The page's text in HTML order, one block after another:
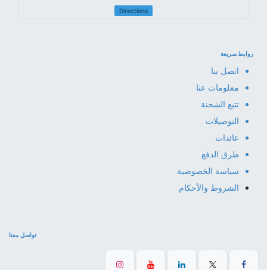
Directions
روابط سريعة
اتصل بنا
معلومات عنا
تتبع الشحنة
التوصيلات
عائدات
طرق الدفع
سياسة الخصوصية
الشروط والأحكام
تواصل معنا